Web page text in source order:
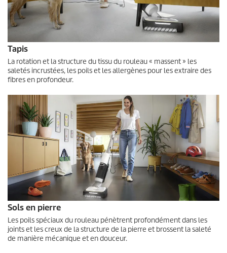
Tapis
La rotation et la structure du tissu du rouleau « massent » les
saletés incrustées, les poils et les allergènes pour les extraire des
fibres en profondeur.
Sols en pierre
Les poils spéciaux du rouleau pénètrent profondément dans les
joints et les creux de la structure de la pierre et brossent la saleté
de manière mécanique et en douceur.